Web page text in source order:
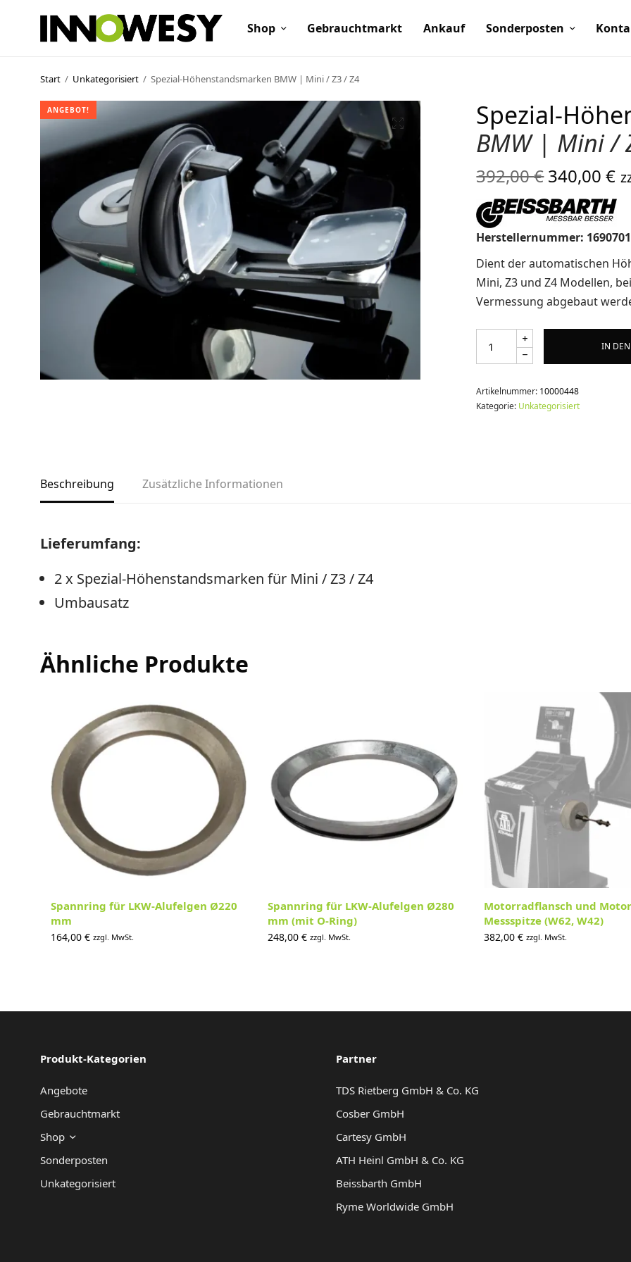
Shop Gebrauchtmarkt Ankauf Sonderposten
Start / Unkategorisiert / Spezial-Höhenstandsmarken BMW | Mini / Z3 / Z4
ANGEBOT!
Spezial-
BMW | Mini /
392,00€
Preis war:
392,00 €
340,00€
Herstellernummer:
Dient der automatischen
Mini, Z3 und Z4 Modellen,
Vermessung abgebaut
IN
Artikelnummer: 10000448
Kategorie: Unkategorisiert
Beschreibung Zusätzliche Informationen
Lieferumfang:
2 x Spezial-Höhenstandsmarken für Mini / Z3 / Z4
Umbausatz
Ähnliche Produkte
Spannring für LKW-Alufelgen Ø220
mm
164,00 € zzgl. MwSt.
Spannring für LKW-Alufelgen Ø280
mm (mit O-Ring)
248,00 € zzgl. MwSt.
Motorradflansch und
Messspitze (W62, W42)
382,00 € zzgl. MwSt.
Produkt-Kategorien
Angebote
Gebrauchtmarkt
Shop
Sonderposten
Unkategorisiert
Partner
TDS Rietberg GmbH & Co. KG
Cosber GmbH
Cartesy GmbH
ATH Heinl GmbH & Co. KG
Beissbarth GmbH
Ryme Worldwide GmbH
Shop
Gebrauchtmarkt
Sonderposten
Kontakt